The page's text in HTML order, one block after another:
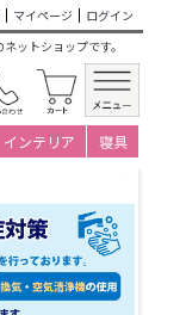
マイページ
ログイン
ットショップです。
インテリア 寝具
ンタル)> p19f-